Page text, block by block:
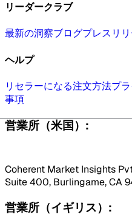
リーダークラブ
最新の洞察ブログプレスリ
ヘルプ
リセラーになる注文方法プ
事項
営業所（米国）:
Coherent Market Insights
Suite 400, Burlingame, CA
営業所（イギリス）: